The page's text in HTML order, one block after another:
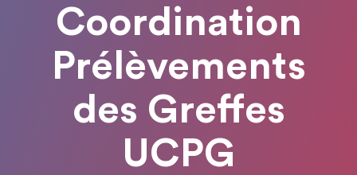
Coordination
Prélèvements
des Greffes
UCPG